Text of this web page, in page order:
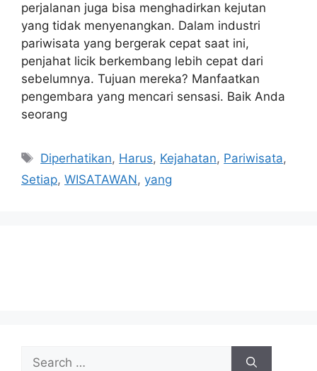
perjalanan juga bisa menghadirkan kejutan
yang tidak menyenangkan. Dalam industri
pariwisata yang bergerak cepat saat ini,
penjahat licik berkembang lebih cepat dari
sebelumnya. Tujuan mereka? Manfaatkan
pengembara yang mencari sensasi. Baik Anda
seorang
Tags
Diperhatikan, Harus, Kejahatan, Pariwisata,
Setiap, WISATAWAN, yang
Search